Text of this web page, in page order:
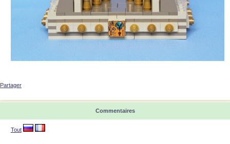
Partager
Commentaires
Tout